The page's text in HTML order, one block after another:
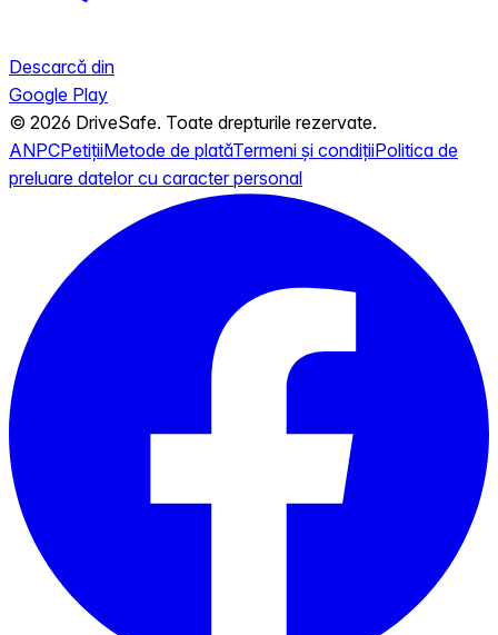
Descarcă din
Google Play
© 2026 DriveSafe. Toate drepturile rezervate.
ANPCPetițiiMetode de platăTermeni și condițiiPolitica de
preluare datelor cu caracter personal